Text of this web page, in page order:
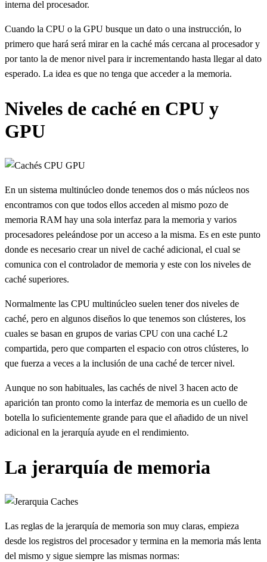
interna del procesador.
Cuando la CPU o la GPU busque un dato o una instrucción, lo
primero que hará será mirar en la caché más cercana al procesador y
por tanto la de menor nivel para ir incrementando hasta llegar al dato
esperado. La idea es que no tenga que acceder a la memoria.
Niveles de caché en CPU y
GPU
En un sistema multinúcleo donde tenemos dos o más núcleos nos
encontramos con que todos ellos acceden al mismo pozo de
memoria RAM hay una sola interfaz para la memoria y varios
procesadores peleándose por un acceso a la misma. Es en este punto
donde es necesario crear un nivel de caché adicional, el cual se
comunica con el controlador de memoria y este con los niveles de
caché superiores.
Normalmente las CPU multinúcleo suelen tener dos niveles de
caché, pero en algunos diseños lo que tenemos son clústeres, los
cuales se basan en grupos de varias CPU con una caché L2
compartida, pero que comparten el espacio con otros clústeres, lo
que fuerza a veces a la inclusión de una caché de tercer nivel.
Aunque no son habituales, las cachés de nivel 3 hacen acto de
aparición tan pronto como la interfaz de memoria es un cuello de
botella lo suficientemente grande para que el añadido de un nivel
adicional en la jerarquía ayude en el rendimiento.
La jerarquía de memoria
Las reglas de la jerarquía de memoria son muy claras, empieza
desde los registros del procesador y termina en la memoria más lenta
del mismo y sigue siempre las mismas normas: